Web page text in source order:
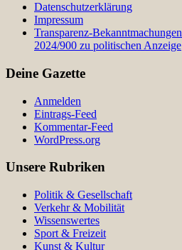
Datenschutzerklärung
Impressum
Transparenz-
2024/900 zu politischen Anzeige
Deine Gazette
Anmelden
Eintrags-Feed
Kommentar-Feed
WordPress.org
Unsere Rubriken
Politik & Gesellschaft
Verkehr & Mobilität
Wissenswertes
Sport & Freizeit
Kunst & Kultur